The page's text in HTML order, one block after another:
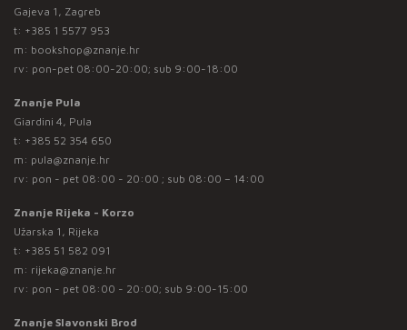
Gajeva 1, Zagreb
t: +385 1 5577 953
m: bookshop@znanje.hr
rv: pon-pet 08:00-20:00; sub 9:00-18:00
Znanje Pula
Giardini 4, Pula
t: +385 52 354 650
m: pula@znanje.hr
rv: pon - pet 08:00 - 20:00 ; sub 08:00 – 14:00
Znanje Rijeka - Korzo
Užarska 1, Rijeka
t: +385 51 582 091
m: rijeka@znanje.hr
rv: pon - pet 08:00 - 20:00; sub 9:00-15:00
Znanje Slavonski Brod